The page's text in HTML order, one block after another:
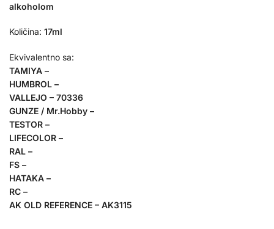
alkoholom
Količina: 17ml
Ekvivalentno sa:
TAMIYA –
HUMBROL –
VALLEJO – 70336
GUNZE / Mr.Hobby –
TESTOR –
LIFECOLOR –
RAL –
FS –
HATAKA –
RC –
AK OLD REFERENCE – AK3115